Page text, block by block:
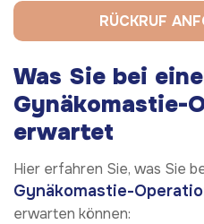
RÜCKRUF
Was Sie bei
Gynäkomastie-
erwartet
Hier erfahren Sie, was Sie
Gynäkomastie-
erwarten können: